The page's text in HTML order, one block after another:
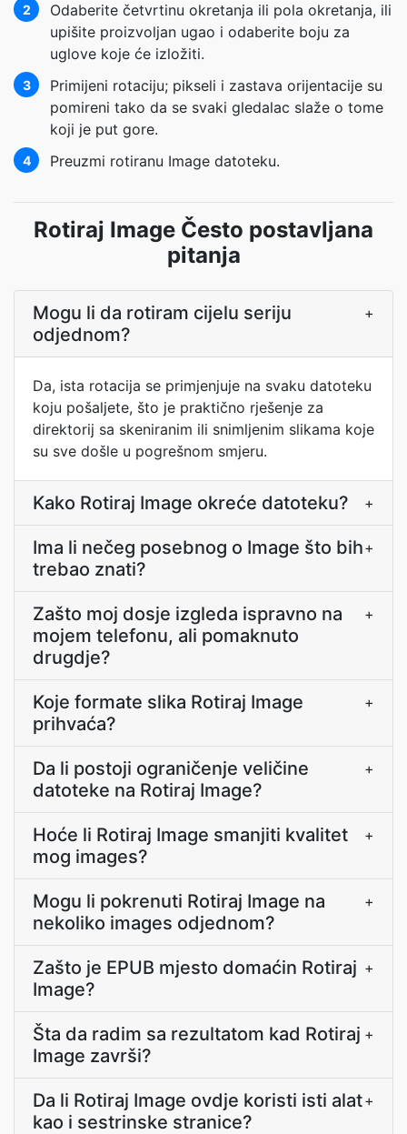
2
Odaberite četvrtinu okretanja ili pola okretanja, ili
upišite proizvoljan ugao i odaberite boju za
uglove koje će izložiti.
3
Primijeni rotaciju; pikseli i zastava orijentacije su
pomireni tako da se svaki gledalac slaže o tome
koji je put gore.
4 Preuzmi rotiranu Image datoteku.
Rotiraj Image Često postavljana
pitanja
Mogu li da rotiram cijelu seriju
odjednom?
+
Da, ista rotacija se primjenjuje na svaku datoteku
koju pošaljete, što je praktično rješenje za
direktorij sa skeniranim ili snimljenim slikama koje
su sve došle u pogrešnom smjeru.
Kako Rotiraj Image okreće datoteku? +
Ima li nečeg posebnog o Image što bih
trebao znati?
+
Zašto moj dosje izgleda ispravno na
mojem telefonu, ali pomaknuto
drugdje?
+
Koje formate slika Rotiraj Image
prihvaća?
+
Da li postoji ograničenje veličine
datoteke na Rotiraj Image?
+
Hoće li Rotiraj Image smanjiti kvalitet
mog images?
+
Mogu li pokrenuti Rotiraj Image na
nekoliko images odjednom?
+
Zašto je EPUB mjesto domaćin Rotiraj
Image?
+
Šta da radim sa rezultatom kad Rotiraj
Image završi?
+
Da li Rotiraj Image ovdje koristi isti alat
kao i sestrinske stranice?
+